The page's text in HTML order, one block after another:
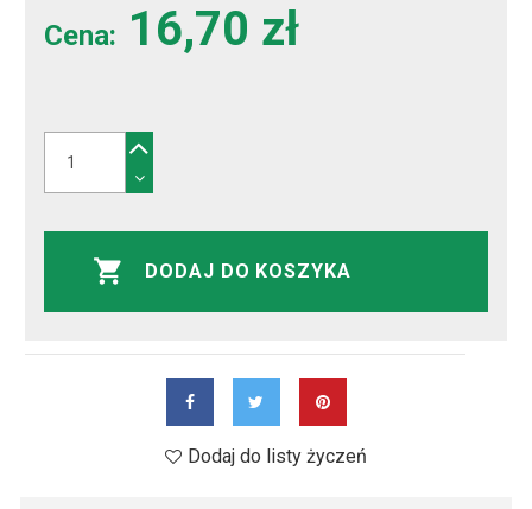
Cena: 16,70 zł
DODAJ DO KOSZYKA
Dodaj do listy życzeń